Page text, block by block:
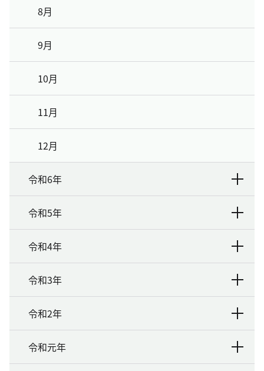
8月
9月
10月
11月
12月
令和6年
令和5年
令和4年
令和3年
令和2年
令和元年